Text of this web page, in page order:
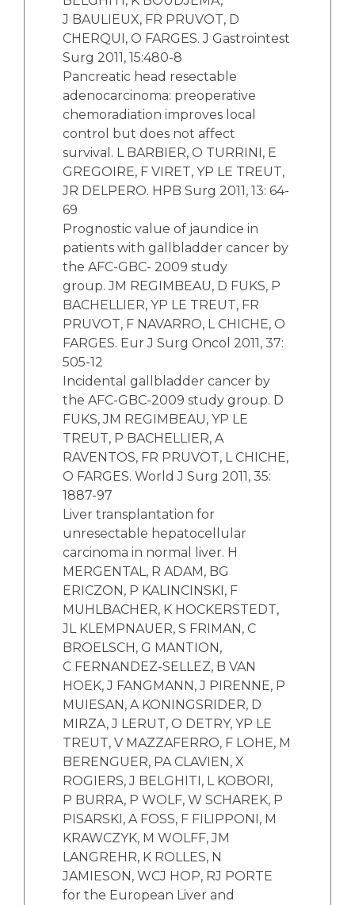
J BAULIEUX, FR PRUVOT, D
CHERQUI, O FARGES. J Gastrointest
Surg 2011, 15:480-8
Pancreatic head resectable
adenocarcinoma: preoperative
chemoradiation improves local
control but does not affect
survival. L BARBIER, O TURRINI, E
GREGOIRE, F VIRET, YP LE TREUT,
JR DELPERO. HPB Surg 2011, 13: 64-
69
Prognostic value of jaundice in
patients with gallbladder cancer by
the AFC-GBC- 2009 study
group. JM REGIMBEAU, D FUKS, P
BACHELLIER, YP LE TREUT, FR
PRUVOT, F NAVARRO, L CHICHE, O
FARGES. Eur J Surg Oncol 2011, 37:
505-12
Incidental gallbladder cancer by
the AFC-GBC-2009 study group. D
FUKS, JM REGIMBEAU, YP LE
TREUT, P BACHELLIER, A
RAVENTOS, FR PRUVOT, L CHICHE,
O FARGES. World J Surg 2011, 35:
1887-97
Liver transplantation for
unresectable hepatocellular
carcinoma in normal liver. H
MERGENTAL, R ADAM, BG
ERICZON, P KALINCINSKI, F
MUHLBACHER, K HOCKERSTEDT,
JL KLEMPNAUER, S FRIMAN, C
BROELSCH, G MANTION,
C FERNANDEZ-SELLEZ, B VAN
HOEK, J FANGMANN, J PIRENNE, P
MUIESAN, A KONINGSRIDER, D
MIRZA, J LERUT, O DETRY, YP LE
TREUT, V MAZZAFERRO, F LOHE, M
BERENGUER, PA CLAVIEN, X
ROGIERS, J BELGHITI, L KOBORI,
P BURRA, P WOLF, W SCHAREK, P
PISARSKI, A FOSS, F FILIPPONI, M
KRAWCZYK, M WOLFF, JM
LANGREHR, K ROLLES, N
JAMIESON, WCJ HOP, RJ PORTE
for the European Liver and